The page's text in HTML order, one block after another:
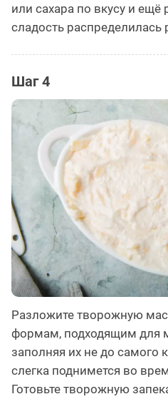
или сахара по вкусу и
сладость распределилась
Шаг 4
Разложите творожную
формам, подходящим для
заполняя их не до самого
слегка поднимется во
Готовьте творожную